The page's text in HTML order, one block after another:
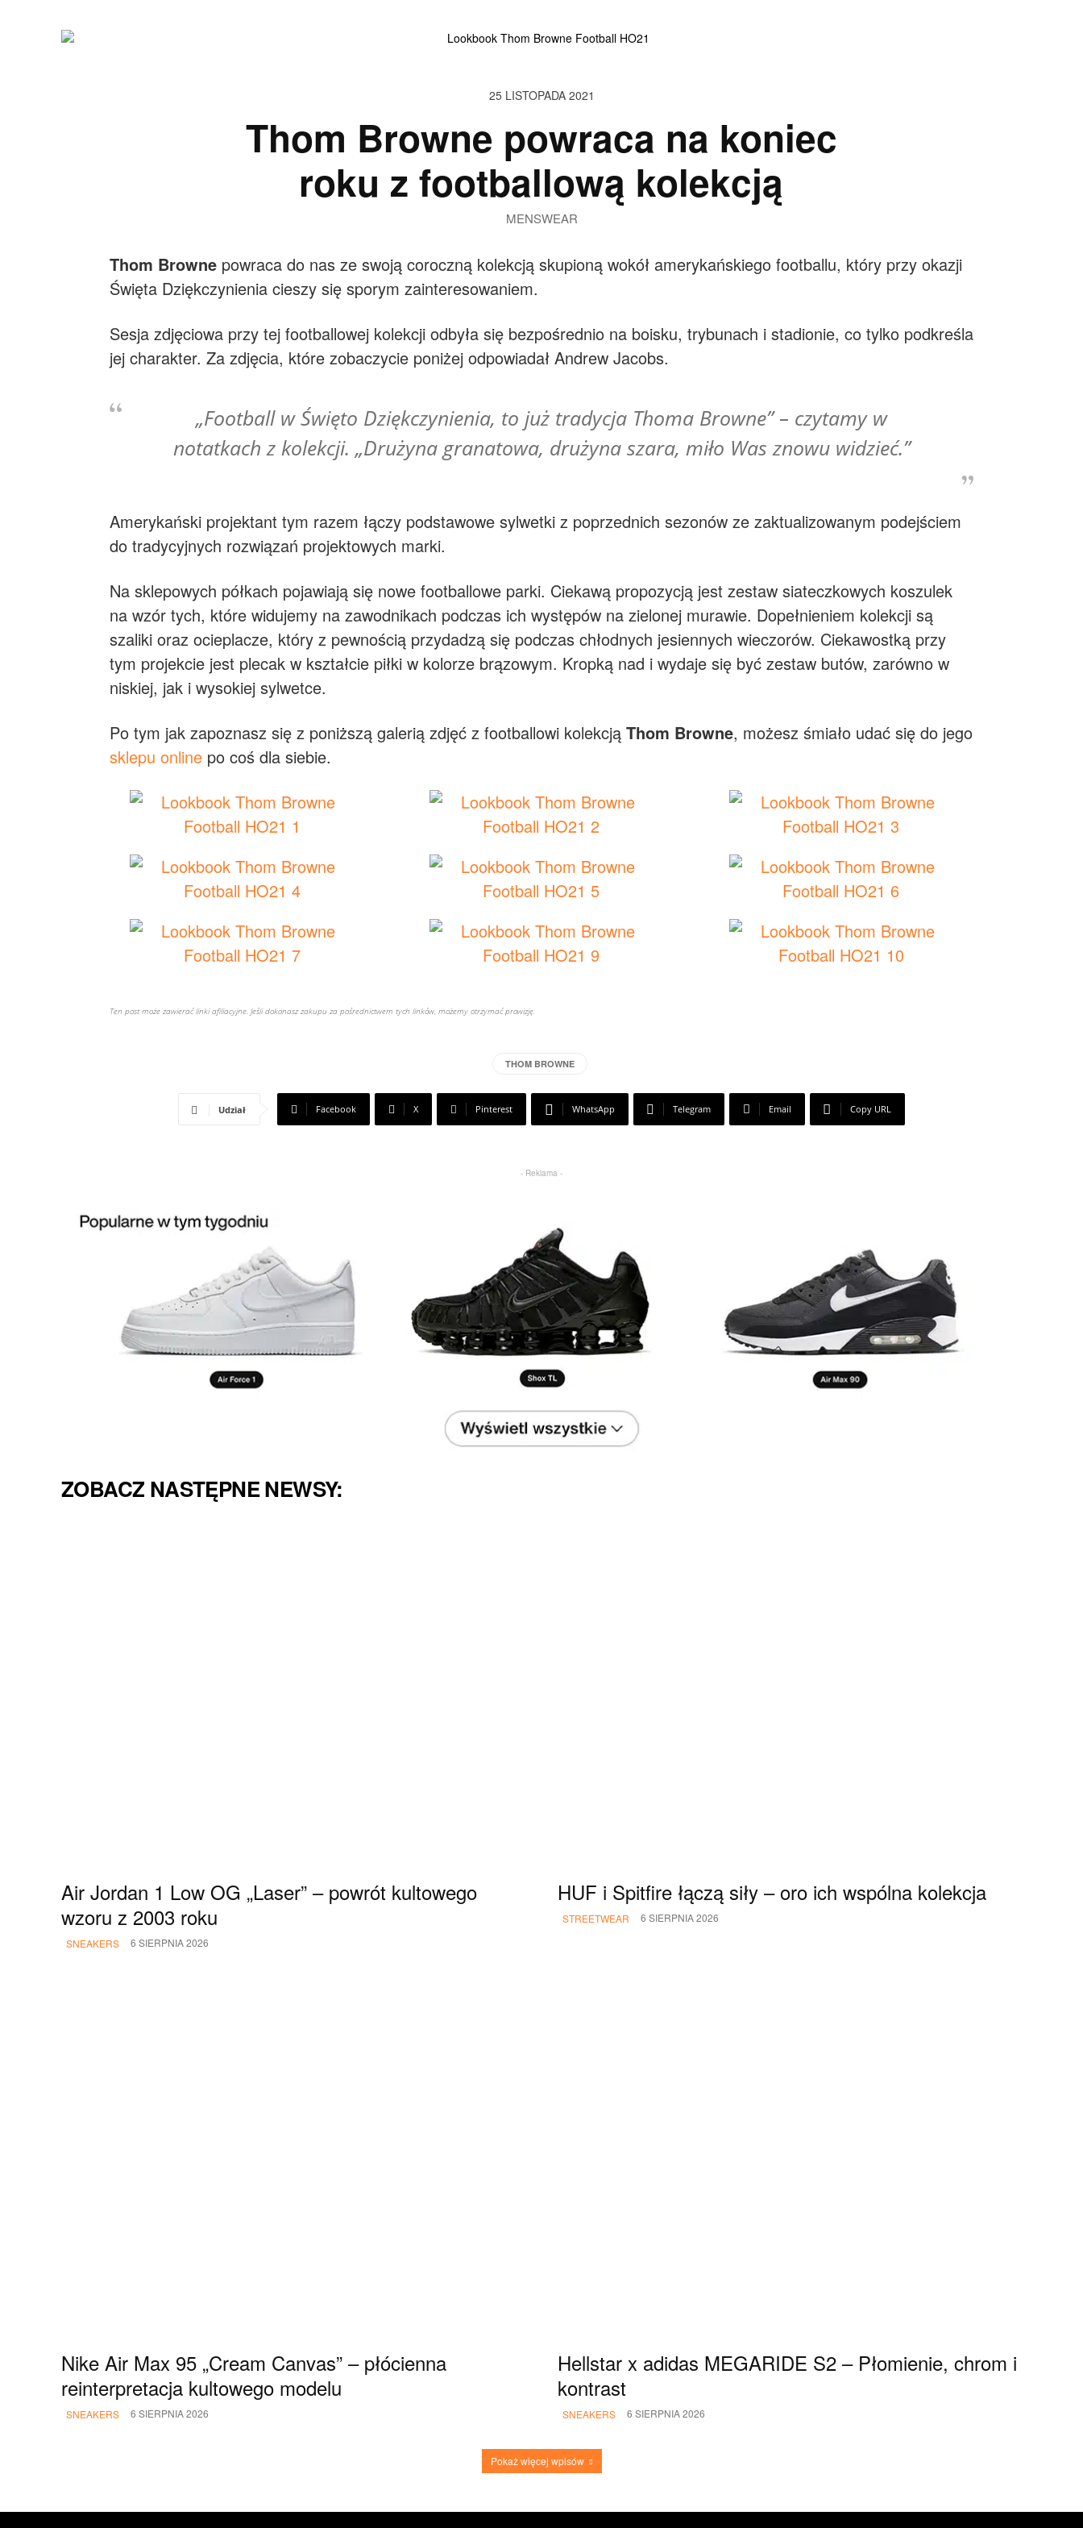
25 LISTOPADA 2021
Thom Browne powraca na koniec
roku z footballową kolekcją
MENSWEAR
Thom Browne powraca do nas ze swoją coroczną kolekcją skupioną wokół amerykańskiego footballu, który przy okazji
Święta Dziękczynienia cieszy się sporym zainteresowaniem.
Sesja zdjęciowa przy tej footballowej kolekcji odbyła się bezpośrednio na boisku, trybunach i stadionie, co tylko podkreśla
jej charakter. Za zdjęcia, które zobaczycie poniżej odpowiadał Andrew Jacobs.
„Football w Święto Dziękczynienia, to już tradycja Thoma Browne” – czytamy w
notatkach z kolekcji. „Drużyna granatowa, drużyna szara, miło Was znowu widzieć.”
Amerykański projektant tym razem łączy podstawowe sylwetki z poprzednich sezonów ze zaktualizowanym podejściem
do tradycyjnych rozwiązań projektowych marki.
Na sklepowych półkach pojawiają się nowe footballowe parki. Ciekawą propozycją jest zestaw siateczkowych koszulek
na wzór tych, które widujemy na zawodnikach podczas ich występów na zielonej murawie. Dopełnieniem kolekcji są
szaliki oraz ocieplacze, który z pewnością przydadzą się podczas chłodnych jesiennych wieczorów. Ciekawostką przy
tym projekcie jest plecak w kształcie piłki w kolorze brązowym. Kropką nad i wydaje się być zestaw butów, zarówno w
niskiej, jak i wysokiej sylwetce.
Po tym jak zapoznasz się z poniższą galerią zdjęć z footballowi kolekcją Thom Browne, możesz śmiało udać się do jego
sklepu online po coś dla siebie.
Ten post może zawierać linki afiliacyjne. Jeśli dokonasz zakupu za pośrednictwem tych linków, możemy otrzymać prowizję.
THOM BROWNE
Udział Facebook X Pinterest WhatsApp Telegram Email Copy URL
- Reklama -
ZOBACZ NASTĘPNE NEWSY:
Air Jordan 1 Low OG „Laser” – powrót kultowego
wzoru z 2003 roku
SNEAKERS 6 SIERPNIA 2026
HUF i Spitfire łączą siły – oro ich wspólna kolekcja
STREETWEAR 6 SIERPNIA 2026
Nike Air Max 95 „Cream Canvas” – płócienna
reinterpretacja kultowego modelu
SNEAKERS 6 SIERPNIA 2026
Hellstar x adidas MEGARIDE S2 – Płomienie, chrom i
kontrast
SNEAKERS 6 SIERPNIA 2026
Pokaż więcej wpisów